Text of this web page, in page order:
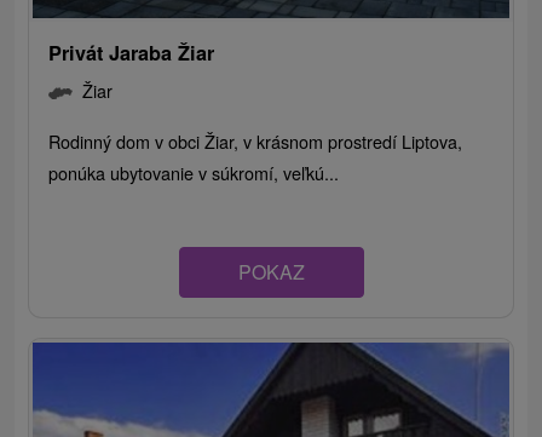
Privát Jaraba Žiar
Žiar
Rodinný dom v obci Žiar, v krásnom prostredí Liptova,
ponúka ubytovanie v súkromí, veľkú...
POKAZ